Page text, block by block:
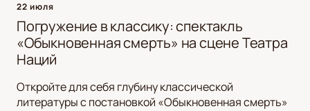
22 июля
Погружение в классику: спектакль
«Обыкновенная смерть» на сцене Театра
Наций
Откройте для себя глубину классической
литературы с постановкой «Обыкновенная смерть»